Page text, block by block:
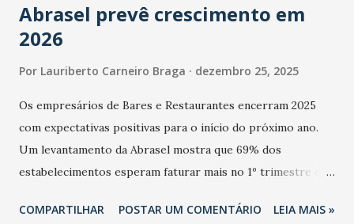
Abrasel prevê crescimento em
2026
Por Lauriberto Carneiro Braga dezembro 25, 2025
Os empresários de Bares e Restaurantes encerram 2025
com expectativas positivas para o início do próximo ano.
Um levantamento da Abrasel mostra que 69% dos
estabelecimentos esperam faturar mais no 1º trimestre de
relação ao último trimestre deste ano, 56% também
COMPARTILHAR POSTAR UM COMENTÁRIO LEIA MAIS »